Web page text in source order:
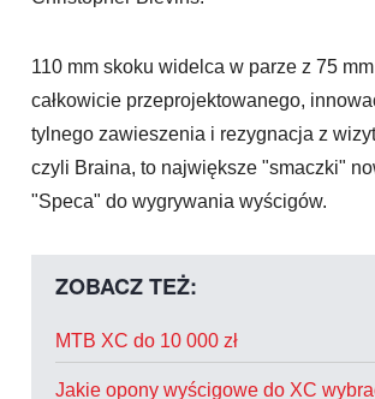
110 mm skoku widelca w parze z 75
całkowicie przeprojektowanego,
tylnego zawieszenia i rezygnacja z
czyli Braina, to największe "smaczki"
"Speca" do wygrywania wyścigów.
ZOBACZ TEŻ:
MTB XC do 10 000 zł
Jakie opony wyścigowe do XC